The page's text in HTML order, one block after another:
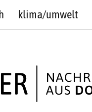
klima/umwelt